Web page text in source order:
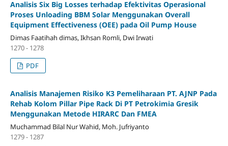
Analisis Six Big Losses terhadap Efektivitas Operasional
Proses Unloading BBM Solar Menggunakan Overall
Equipment Effectiveness (OEE) pada Oil Pump House
Dimas Faatihah dimas, Ikhsan Romli, Dwi Irwati
1270 - 1278
PDF
Analisis Manajemen Risiko K3 Pemeliharaan PT. AJNP Pada
Rehab Kolom Pillar Pipe Rack Di PT Petrokimia Gresik
Menggunakan Metode HIRARC Dan FMEA
Muchammad Bilal Nur Wahid, Moh. Jufriyanto
1279 - 1287